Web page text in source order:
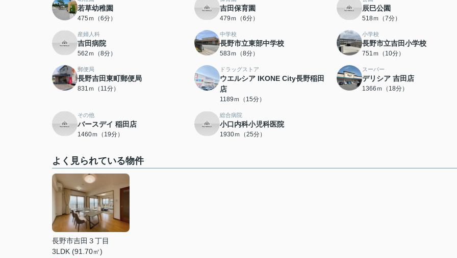
若草幼稚園
475ｍ（6分）
吉田保育園
479ｍ（6分）
辰巳公園
518ｍ（7分）
産婦人科
吉田病院
562ｍ（8分）
中学校
長野市立東部中学校
583ｍ（8分）
小学校
長野市立吉田小学校
751ｍ（10分）
郵便局
長野吉田東町郵便局
831ｍ（11分）
ドラッグストア
ウエルシア IKONE City長野稲田
店
1189ｍ（15分）
スーパー
デリシア 吉田店
1366ｍ（18分）
その他
バースデイ 稲田店
1460ｍ（19分）
総合病院
小口内科小児科医院
1930ｍ（25分）
よく見られている物件
長野市吉田３丁目
3LDK (91.70㎡)